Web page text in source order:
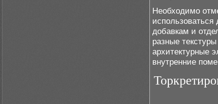
Необходимо
добавкам и
разные
архитектурные
внутренние